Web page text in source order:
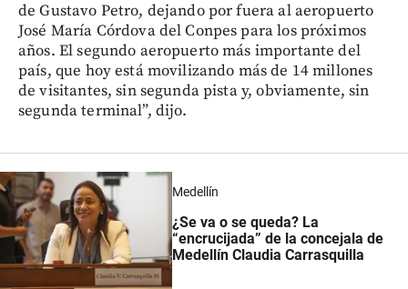
de Gustavo Petro, dejando por fuera al aeropuerto
José María Córdova del Conpes para los próximos
años. El segundo aeropuerto más importante del
país, que hoy está movilizando más de 14 millones
de visitantes, sin segunda pista y, obviamente, sin
segunda terminal”, dijo.
Medellín
¿Se va o se queda? La
“encrucijada” de la concejala de
Medellín Claudia Carrasquilla